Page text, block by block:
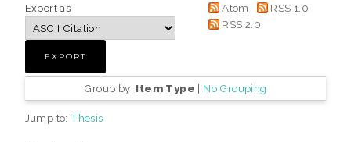
Export as
Atom
RSS 1.0
RSS 2.0
Group by: Item Type | No Grouping
Jump to:Thesis